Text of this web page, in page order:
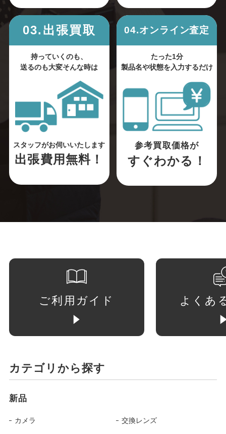
03.出張買取
持っていくのも、
送るのも大変そんな時は
スタッフがお伺いいたします
出張費用無料！
04.オンライン査定
たった1分
製品名や状態を入力するだけ
参考買取価格が
すぐわかる！
ご利用ガイド よくあ
カテゴリから探す
新品
カメラ 交換レンズ